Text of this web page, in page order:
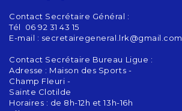
Contact Secrétaire Général :
Tél 06 92 31 43 15
E-mail : secretairegeneral.lrk@gmail.com
Contact Secrétaire Bureau Ligue :
Adresse : Maison des Sports -
Champ Fleuri -
Sainte Clotilde
Horaires : de 8h-12h et 13h-16h